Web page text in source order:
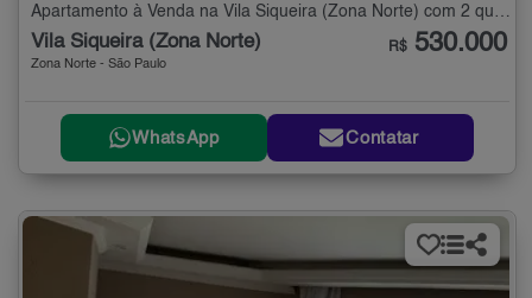
Apartamento à Venda na Vila Siqueira (Zona Norte) com 2 quartos - 56 m²
Vila Siqueira (Zona Norte)
Zona Norte - São Paulo
R$ 530.000
WhatsApp Contatar